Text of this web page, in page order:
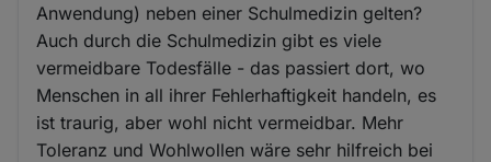
Anwendung) neben einer Schulmedizin gelten?
Auch durch die Schulmedizin gibt es viele
vermeidbare Todesfälle - das passiert dort, wo
Menschen in all ihrer Fehlerhaftigkeit handeln, es
ist traurig, aber wohl nicht vermeidbar. Mehr
Toleranz und Wohlwollen wäre sehr hilfreich bei